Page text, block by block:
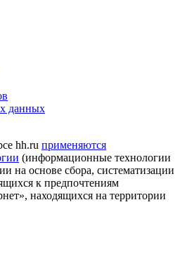
данных
hh.ru применяются
(информационные технологии
на основе сбора, систематизации
к предпочтениям
находящихся на территории